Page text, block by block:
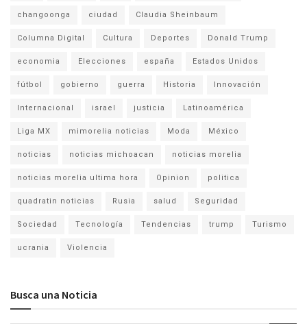
changoonga ciudad Claudia Sheinbaum
Columna Digital Cultura Deportes Donald Trump
economia Elecciones españa Estados Unidos
fútbol gobierno guerra Historia Innovación
Internacional israel justicia Latinoamérica
Liga MX mimorelia noticias Moda México
noticias noticias michoacan noticias morelia
noticias morelia ultima hora Opinion politica
quadratin noticias Rusia salud Seguridad
Sociedad Tecnología Tendencias trump Turismo
ucrania Violencia
Busca una Noticia